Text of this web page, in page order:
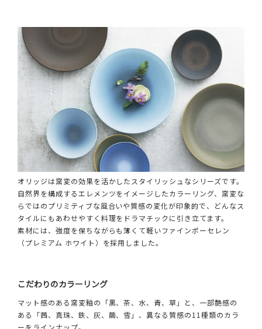
オリッジは窯変の効果を活かしたスタイリッシュなシリーズです。
自然界を構成するエレメンツをイメージしたカラーリング、窯変な
らではのプリミティブな風合いや質感の変化が印象的で、どんなス
タイルにもあわせやすく料理をドラマチックに引き立てます。
素材には、強度を保ちながらも薄くて軽いファインポーセレン
（プレミアム ホワイト）を採用しました。
こだわりのカラーリング
マット感のある窯変釉の「黒、茶、水、青、草」と、一部艶感の
ある「茜、真珠、鉄、灰、繭、雪」、異なる質感の11種類のカラ
ーをラインナップ。